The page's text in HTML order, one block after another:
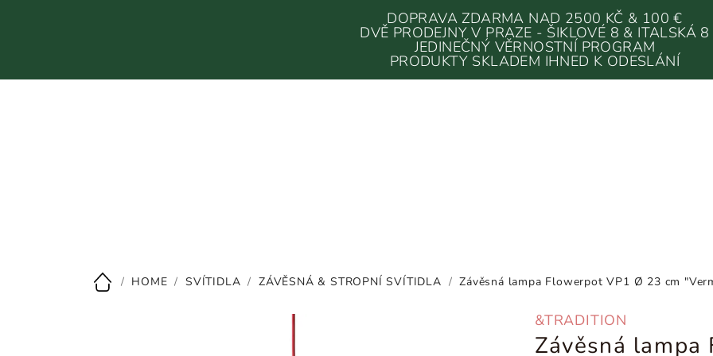
DOPRAVA ZDARMA NAD 2500 KČ & 100 €
DVĚ PRODEJNY V PRAZE - ŠIKLOVÉ 8 & ITALSKÁ 8
JEDINEČNÝ VĚRNOSTNÍ PROGRAM
PRODUKTY SKLADEM IHNED K ODESLÁNÍ
Domů
/ HOME / SVÍTIDLA / ZÁVĚSNÁ & STROPNÍ SVÍTIDLA / Závěsná lampa Flowerpot VP1 Ø 23 cm
&TRADITION
Závěsná